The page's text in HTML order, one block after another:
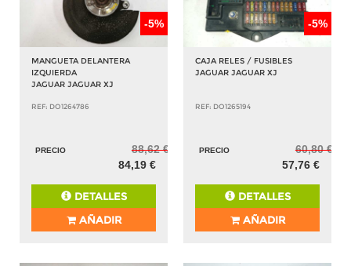
-5%
MANGUETA DELANTERA
IZQUIERDA
JAGUAR JAGUAR XJ
REF: DO1264786
PRECIO
88,62 €
84,19 €
DETALLES
AÑADIR
-5%
CAJA RELES / FUSIBLES
JAGUAR JAGUAR XJ
REF: DO1265194
PRECIO
60,80 €
57,76 €
DETALLES
AÑADIR